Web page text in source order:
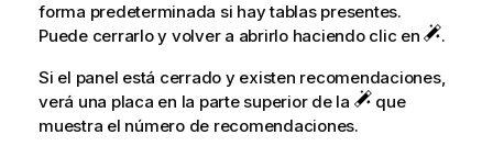
forma predeterminada si hay tablas presentes.
Puede cerrarlo y volver a abrirlo haciendo clic en
.
Si el panel está cerrado y existen recomendaciones,
verá una placa en la parte superior de la
que
muestra el número de recomendaciones.